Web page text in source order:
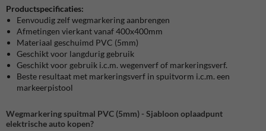
Productspecificaties:
Eenvoudig zelf wegmarkering aanbrengen
Afmetingen vierkant vanaf 400x400mm
Materiaal geschuimd PVC (5mm)
Geschikt voor langdurig gebruik
Geschikt voor gebruik i.c.m. wegenverf of markeringsverf.
Beste resultaat met markeringsverf in spuitvorm i.c.m. een
markeerpistool
Wegmarkering spuitmal PVC (5mm) - Sjabloon oplaadpunt
elektrische auto kopen?